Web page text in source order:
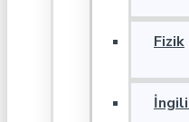
Fizik